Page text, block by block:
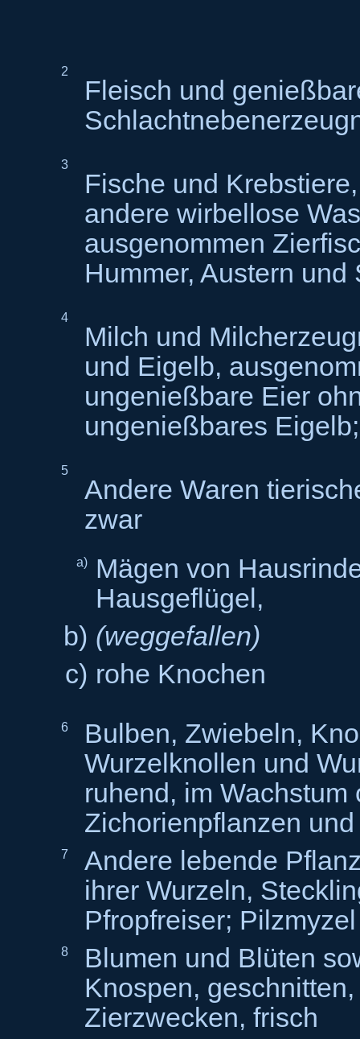
2
Fleisch und
3
Fische und
andere wirbellose
ausgenommen
Hummer, Austern und
4
Milch und
und Eigelb,
ungenießbare Eier
ungenießbares
5
Andere Waren
zwar
a)
Mägen von
b) (weggefallen)
c) rohe Knochen
6
Bulben, Zwiebeln,
Wurzelknollen und
ruhend, im Wachstum
Zichorienpflanzen
7
Andere lebende
ihrer Wurzeln,
Pfropfreiser; Pilzmyzel
8
Blumen und Blüten
Knospen,
Zierzwecken, frisch